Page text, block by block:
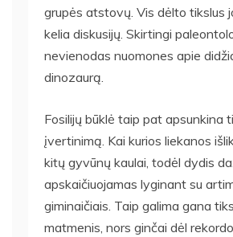
grupės atstovų. Vis dėlto tikslus
kelia diskusijų. Skirtingi
nevienodas nuomones apie
dinozaurą.
Fosilijų būklė taip pat apsunkina
įvertinimą. Kai kurios liekanos
kitų gyvūnų kaulai, todėl dydis
apskaičiuojamas lyginant su
giminaičiais. Taip galima gana
matmenis, nors ginčai dėl